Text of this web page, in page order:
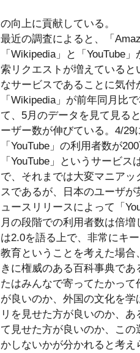
の向上に貢献している。
最近の調査によると、「
「Wikipedia」と「YouTube
索リクエストが増えている
なサービスであることに気
「Wikipedia」が前年同月比
て、5月のデータを見て見る
ーザー数が伸びている。4/
「YouTube」の利用者数が
「YouTube」というサービ
で、それまでは大変マニア
スであるが、日本のユーザ
ュースリリースによって「
月の段階での利用者数は倍
は2.0を語る上で、非常にキ
教育ということを考えた場
きに権威のある百科事典で
たはみんなで寄ってたかっ
が良いのか、外国の文化を
リを見せた方が良いのか、
て見せた方が良いのか、こ
かしないかが分かれると考え